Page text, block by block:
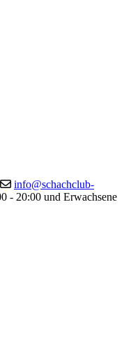
info@schachclub-
- 20:00 und Erwachsene